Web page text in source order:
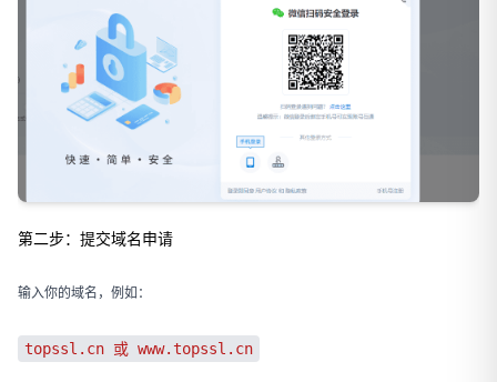
第二步：提交域名申请
输入你的域名，例如：
topssl.cn 或 www.topssl.cn